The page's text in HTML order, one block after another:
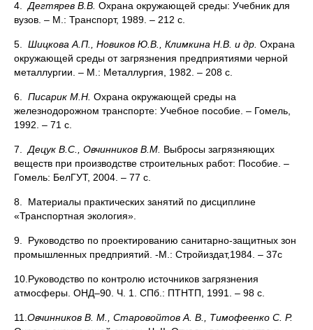
4.Дегтярев В.В. Охрана окружающей среды: Учебник для
вузов. – М.: Транспорт, 1989. – 212 с.
5. Шицкова А.П., Новиков Ю.В., Климкина Н.В. и др. Охрана
окружающей среды от загрязнения предприятиями черной
металлургии. – М.: Металлургия, 1982. – 208 с.
6. Писарик М.Н. Охрана окружающей среды на
железнодорожном транспорте: Учебное пособие. – Гомель,
1992. – 71 с.
7.Децук В.С., Овчинников В.М. Выбросы загрязняющих
веществ при производстве строительных работ: Пособие. –
Гомель: БелГУТ, 2004. – 77 с.
8. Материалы практических занятий по дисциплине
«Транспортная экология».
9. Руководство по проектированию санитарно-защитных зон
промыш­ленных предприятий. -М.: Стройиздат,1984. – 37с
10.Руководство по контролю источников загрязнения
атмосферы. ОНД–90. Ч. 1. СПб.: ПТНТП, 1991. – 98 с.
11.Овчинников В. М., Старовойтов А. В., Тимофеенко С. Р.